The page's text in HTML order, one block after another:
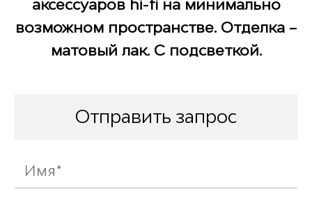
аксессуаров hi-fi на минимально
возможном пространстве. Отделка –
матовый лак. С подсветкой.
Отправить запрос